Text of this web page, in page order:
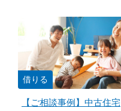
借りる
【ご相談事例】中古住宅